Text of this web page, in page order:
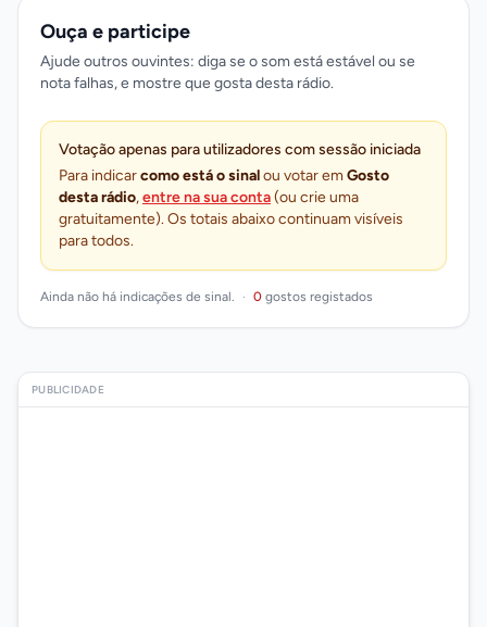
Ouça e participe
Ajude outros ouvintes: diga se o som está estável ou se
nota falhas, e mostre que gosta desta rádio.
Votação apenas para utilizadores com sessão iniciada
Para indicarcomo está o sinalou votar emGosto
desta rádio,entre na sua conta(ou crie uma
gratuitamente). Os totais abaixo continuam visíveis
para todos.
Ainda não há indicações de sinal. · 0 gostos registados
PUBLICIDADE